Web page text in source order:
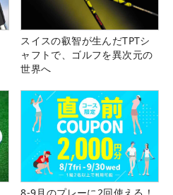
スイスの叡智が生んだTPTシ
ャフトで、ゴルフを異次元の
世界へ